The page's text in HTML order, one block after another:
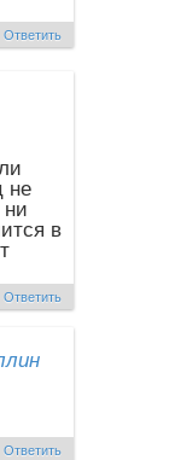
Ответить
не
ни
в
Ответить
Ответить